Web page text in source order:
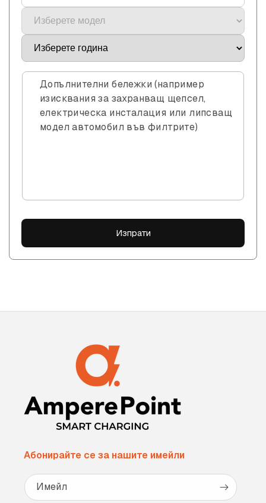
Допълнителни бележки (например
изисквания за захранващ щепсел,
електрическа инсталация или липсващ
модел автомобил във филтрите)
Изпрати
Абонирайте се за нашите имейли
Имейл